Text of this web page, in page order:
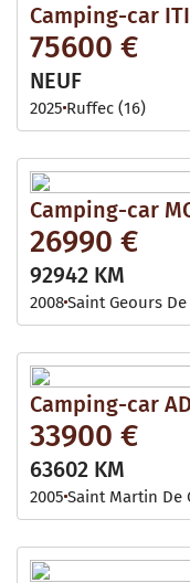
Camping-car
75600 €
NEUF
2025 Ruffec (16)
Camping-car
26990 €
92942 KM
2008Saint Geours
Camping-car
33900 €
63602 KM
2005 Saint Martin De